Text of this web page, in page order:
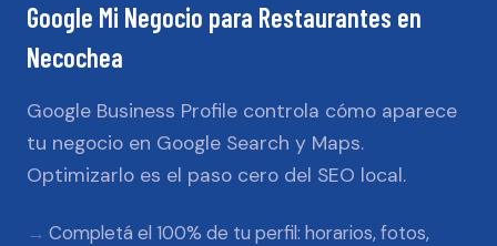
Google Mi Negocio para Restaurantes en
Necochea
Google Business Profile controla cómo aparece
tu negocio en Google Search y Maps.
Optimizarlo es el paso cero del SEO local.
Completá el 100% de tu perfil: horarios, fotos,